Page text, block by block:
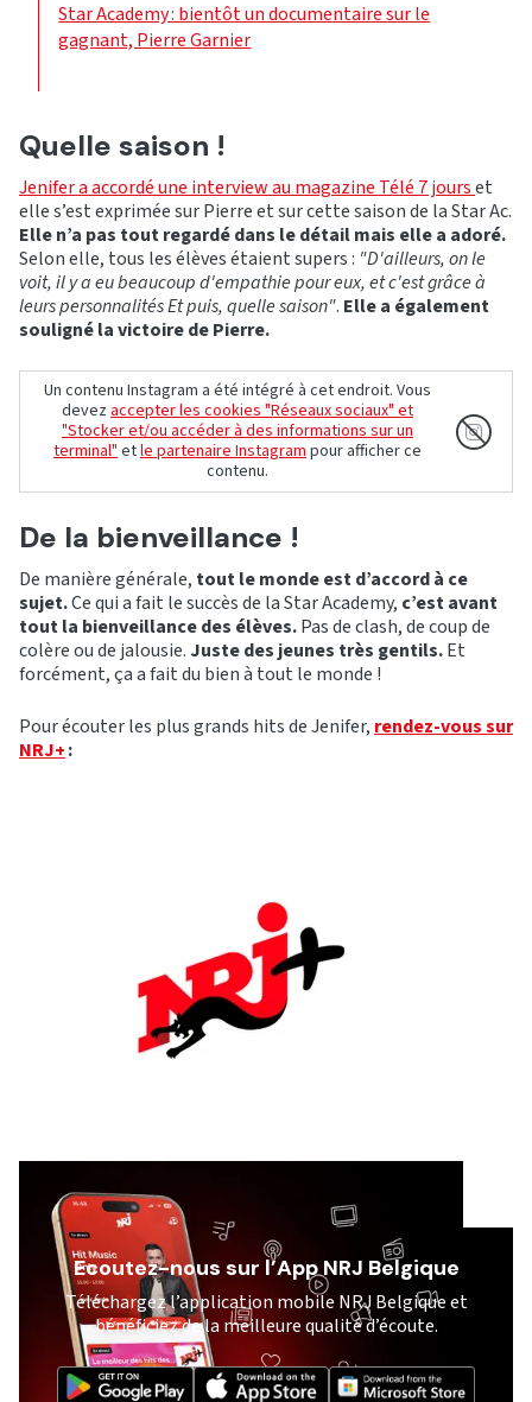
Star Academy : bientôt un documentaire sur le
gagnant, Pierre Garnier
Quelle saison !
Jenifer a accordé une interview au magazine Télé 7 jourset
elle s’est exprimée sur Pierre et sur cette saison de la Star Ac.
Elle n’a pas tout regardé dans le détail mais elle a adoré.
Selon elle, tous les élèves étaient supers : "D'ailleurs, on le
voit, il y a eu beaucoup d'empathie pour eux, et c'est grâce à
leurs personnalités Et puis, quelle saison". Elle a également
souligné la victoire de Pierre.
Un contenu Instagram a été intégré à cet endroit. Vous
devezaccepter les cookies "Réseaux sociaux" et
"Stocker et/ou accéder à des informations sur un
terminal"etle partenaire Instagrampour afficher ce
contenu.
De la bienveillance !
De manière générale, tout le monde est d’accord à ce
sujet.Ce qui a fait le succès de la Star Academy, c’est avant
tout la bienveillance des élèves.Pas de clash, de coup de
colère ou de jalousie. Juste des jeunes très gentils.Et
forcément, ça a fait du bien à tout le monde !
Pour écouter les plus grands hits de Jenifer, rendez-vous sur
NRJ+:
Ecoutez-nous sur l’App NRJ Belgique
Téléchargez l’application mobile NRJ Belgique et
bénéficiez de la meilleure qualité d’écoute.